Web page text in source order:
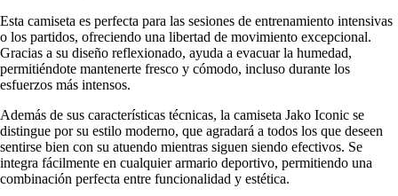
Esta camiseta es perfecta para las sesiones de entrenamiento intensivas
o los partidos, ofreciendo una libertad de movimiento excepcional.
Gracias a su diseño reflexionado, ayuda a evacuar la humedad,
permitiéndote mantenerte fresco y cómodo, incluso durante los
esfuerzos más intensos.
Además de sus características técnicas, la camiseta Jako Iconic se
distingue por su estilo moderno, que agradará a todos los que deseen
sentirse bien con su atuendo mientras siguen siendo efectivos. Se
integra fácilmente en cualquier armario deportivo, permitiendo una
combinación perfecta entre funcionalidad y estética.